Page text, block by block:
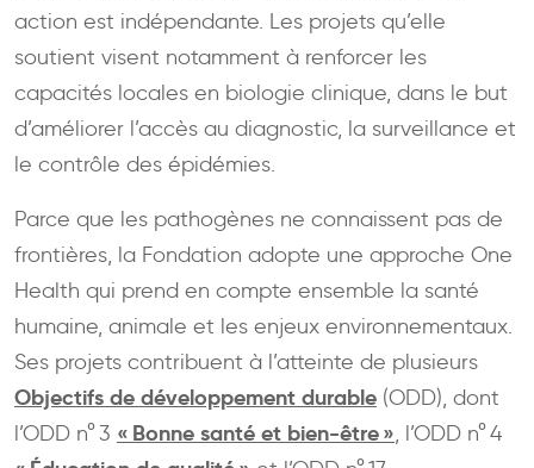
action est indépendante. Les projets qu’elle
soutient visent notamment à renforcer les
capacités locales en biologie clinique, dans le but
d’améliorer l’accès au diagnostic, la surveillance et
le contrôle des épidémies.
Parce que les pathogènes ne connaissent pas de
frontières, la Fondation adopte une approche One
Health qui prend en compte ensemble la santé
humaine, animale et les enjeux environnementaux.
Ses projets contribuent à l’atteinte de plusieurs
Objectifs de développement durable (ODD), dont
l’ODD n° 3 « Bonne santé et bien-être », l’ODD n° 4